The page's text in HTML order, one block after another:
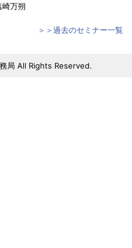
崎万朔
＞＞過去のセミナー一覧
局 All Rights Reserved.